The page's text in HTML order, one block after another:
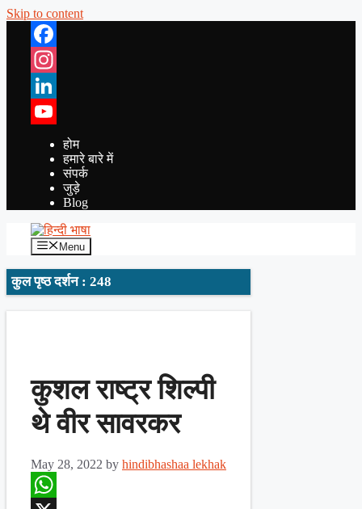
Skip to content
Facebook
Instagram
LinkedIn
YouTube
होम
हमारे बारे में
संपर्क
जुड़े
Blog
Menu
कुल पृष्ठ दर्शन : 248
कुशल राष्ट्र शिल्पी
थे वीर सावरकर
May 28, 2022 by hindibhashaa lekhak